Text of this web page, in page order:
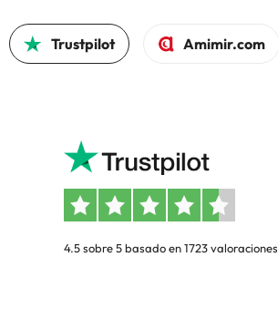
Trustpilot Amimir.com
4.5 sobre 5 basado en 1723 valoraciones